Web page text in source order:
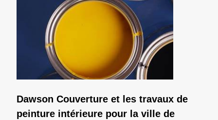
Dawson Couverture et les travaux de
peinture intérieure pour la ville de